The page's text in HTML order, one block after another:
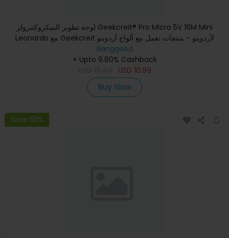
لوحة تطوير الميكروكنترولر Geekcreit® Pro Micro 5V 16M Mini
Leonardo مع Geekcreit لأردوينو - منتجات تعمل مع ألواح أردوينو
Banggood
+ Upto 9.80% Cashback
USD 10.99
Buy Now
Save 52%